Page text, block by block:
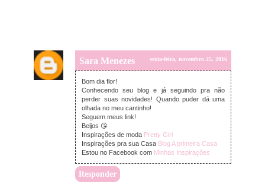
Sara Menezes sexta-feira, novembro 25, 2016
Bom dia flor!
Conhecendo seu blog e já seguindo pra não
perder suas novidades! Quando puder dá uma
olhada no meu cantinho!
Seguem meus link!
Beijos 😘
Inspirações de moda Pretty Girl
Inspirações pra sua Casa Blog A primeira Casa
Estou no Facebook com Minhas Inspirações
Responder